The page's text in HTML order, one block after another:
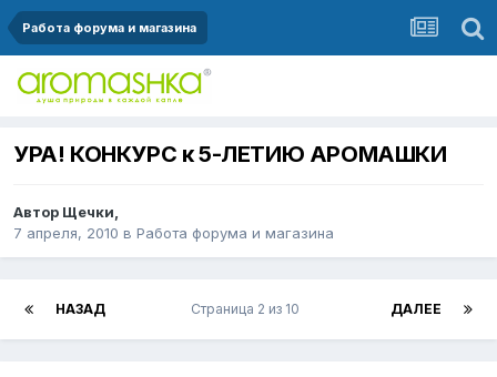
Работа форума и магазина
УРА! КОНКУРС к 5-ЛЕТИЮ АРОМАШКИ
Автор Щечки,
7 апреля, 2010 в Работа форума и магазина
НАЗАД ДАЛЕЕ
Страница 2 из 10